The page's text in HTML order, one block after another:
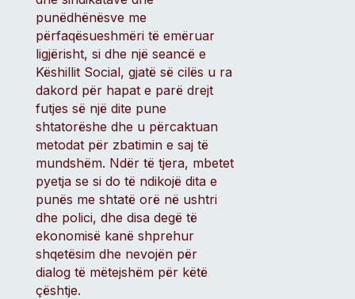
punëdhënësve me
përfaqësueshmëri të emëruar
ligjërisht, si dhe një seancë e
Këshillit Social, gjatë së cilës u ra
dakord për hapat e parë drejt
futjes së një dite pune
shtatorëshe dhe u përcaktuan
metodat për zbatimin e saj të
mundshëm. Ndër të tjera, mbetet
pyetja se si do të ndikojë dita e
punës me shtatë orë në ushtri
dhe polici, dhe disa degë të
ekonomisë kanë shprehur
shqetësim dhe nevojën për
dialog të mëtejshëm për këtë
çështje.